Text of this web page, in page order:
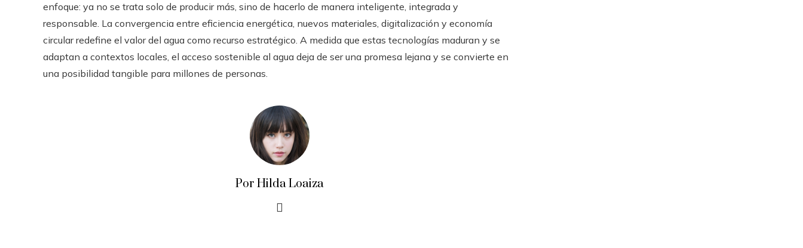
enfoque: ya no se trata solo de producir más, sino de hacerlo de manera inteligente, integrada y
responsable. La convergencia entre eficiencia energética, nuevos materiales, digitalización y economía
circular redefine el valor del agua como recurso estratégico. A medida que estas tecnologías maduran y se
adaptan a contextos locales, el acceso sostenible al agua deja de ser una promesa lejana y se convierte en
una posibilidad tangible para millones de personas.
Por Hilda Loaiza